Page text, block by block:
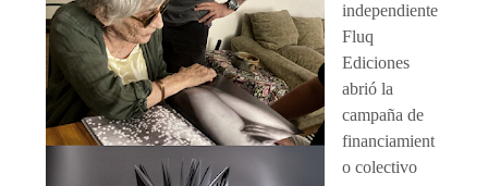
independiente
Fluq
Ediciones
abrió la
campaña de
financiamient
o colectivo